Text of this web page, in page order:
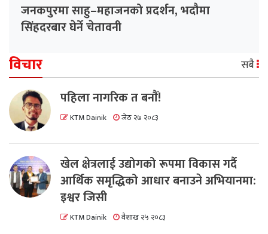
जनकपुरमा साहु–महाजनको प्रदर्शन, भदौमा
सिंहदरबार घेर्ने चेतावनी
विचार सबै
पहिला नागरिक त बनाैं!
KTM Dainik जेठ २७ २०८३
खेल क्षेत्रलाई उद्योगको रूपमा विकास गर्दै
आर्थिक समृद्धिको आधार बनाउने अभियानमा:
इश्वर जिसी
KTM Dainik वैशाख २५ २०८३